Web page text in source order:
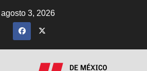
agosto 3, 2026